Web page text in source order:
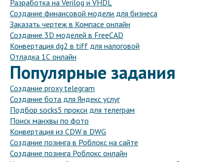
Разработка на Verilog и VHDL
Создание финансовой модели для бизнеса
Заказать чертеж в Компасе онлайн
Создание 3D моделей в FreeCAD
Конвертация dg2 в tiff для налоговой
Отладка 1С онлайн
Популярные задания
Создание proxy telegram
Создание бота для Яндекс услуг
Подбор socks5 прокси для телеграм
Поиск манхвы по фото
Конвертация из CDW в DWG
Создание позинга в Роблокс на сайте
Создание позинга Роблокс онлайн